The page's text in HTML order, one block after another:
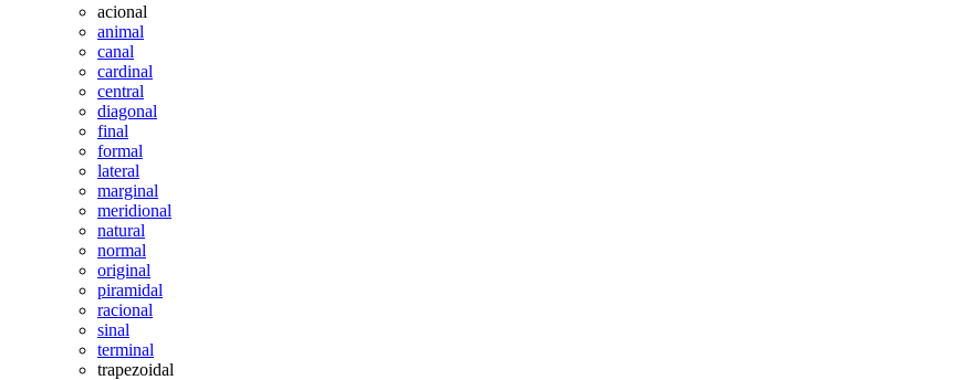
acional
animal
canal
cardinal
central
diagonal
final
formal
lateral
marginal
meridional
natural
normal
original
piramidal
racional
sinal
terminal
trapezoidal